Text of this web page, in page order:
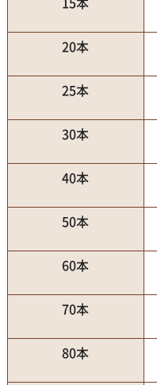
20本
25本
30本
40本
50本
60本
70本
80本